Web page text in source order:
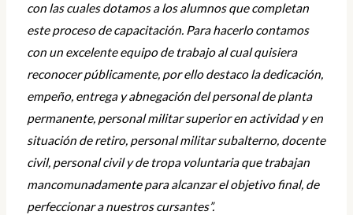
con las cuales dotamos a los alumnos que completan
este proceso de capacitación. Para hacerlo contamos
con un excelente equipo de trabajo al cual quisiera
reconocer públicamente, por ello destaco la dedicación,
empeño, entrega y abnegación del personal de planta
permanente, personal militar superior en actividad y en
situación de retiro, personal militar subalterno, docente
civil, personal civil y de tropa voluntaria que trabajan
mancomunadamente para alcanzar el objetivo final, de
perfeccionar a nuestros cursantes”.